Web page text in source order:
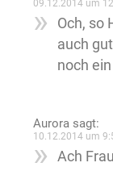
09.12.2014 um
Och, so
auch
noch
Aurora sagt:
10.12.2014 um
Ach